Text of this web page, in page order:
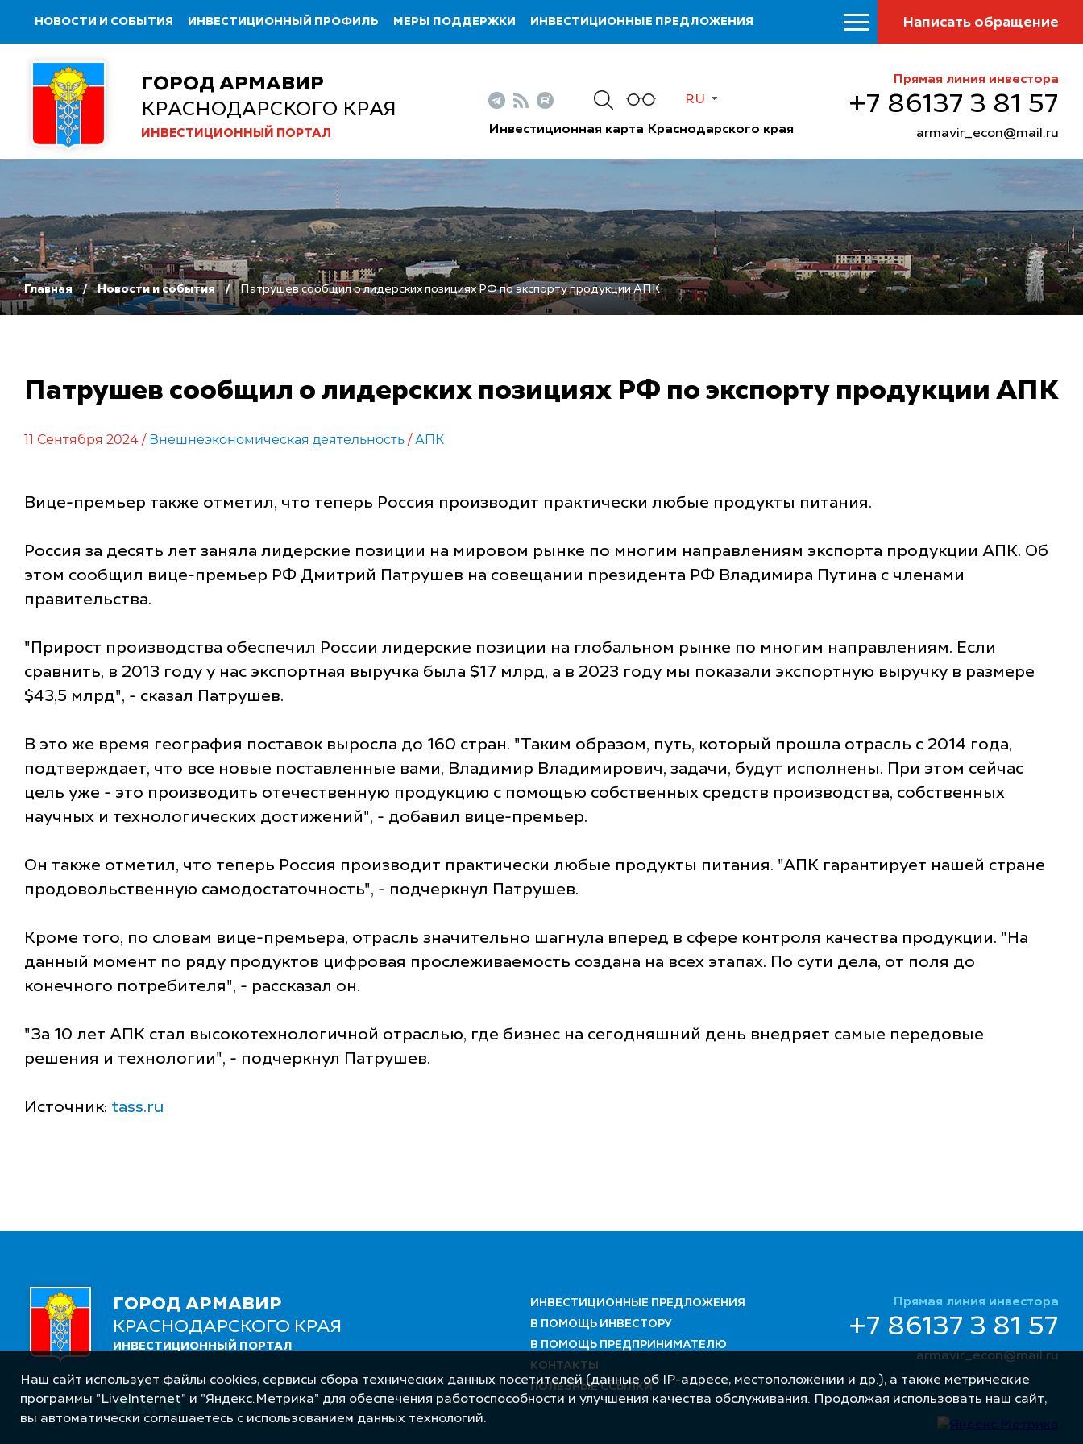
НОВОСТИ И СОБЫТИЯ ИНВЕСТИЦИОННЫЙ ПРОФИЛЬ МЕРЫ ПОДДЕРЖКИ ИНВЕСТИЦИОННЫЕ ПРЕДЛОЖЕНИЯ Написать обращение
ГОРОД АРМАВИР
КРАСНОДАРСКОГО КРАЯ
ИНВЕСТИЦИОННЫЙ ПОРТАЛ
RU
Инвестиционная карта Краснодарского края
Прямая линия инвестора
+7 86137 3 81 57
armavir_econ@mail.ru
Главная Новости и события Патрушев сообщил о лидерских позициях РФ по экспорту продукции АПК
Патрушев сообщил о лидерских позициях РФ по экспорту продукции АПК
11 Сентября 2024 / Внешнеэкономическая деятельность / АПК
Вице-премьер также отметил, что теперь Россия производит практически любые продукты питания.
Россия за десять лет заняла лидерские позиции на мировом рынке по многим направлениям экспорта продукции АПК. Об
этом сообщил вице-премьер РФ Дмитрий Патрушев на совещании президента РФ Владимира Путина с членами
правительства.
"Прирост производства обеспечил России лидерские позиции на глобальном рынке по многим направлениям. Если
сравнить, в 2013 году у нас экспортная выручка была $17 млрд, а в 2023 году мы показали экспортную выручку в размере
$43,5 млрд", - сказал Патрушев.
В это же время география поставок выросла до 160 стран. "Таким образом, путь, который прошла отрасль с 2014 года,
подтверждает, что все новые поставленные вами, Владимир Владимирович, задачи, будут исполнены. При этом сейчас
цель уже - это производить отечественную продукцию с помощью собственных средств производства, собственных
научных и технологических достижений", - добавил вице-премьер.
Он также отметил, что теперь Россия производит практически любые продукты питания. "АПК гарантирует нашей стране
продовольственную самодостаточность", - подчеркнул Патрушев.
Кроме того, по словам вице-премьера, отрасль значительно шагнула вперед в сфере контроля качества продукции. "На
данный момент по ряду продуктов цифровая прослеживаемость создана на всех этапах. По сути дела, от поля до
конечного потребителя", - рассказал он.
"За 10 лет АПК стал высокотехнологичной отраслью, где бизнес на сегодняшний день внедряет самые передовые
решения и технологии", - подчеркнул Патрушев.
Источник: tass.ru
ГОРОД АРМАВИР
КРАСНОДАРСКОГО КРАЯ
ИНВЕСТИЦИОННЫЙ ПОРТАЛ
Следуйте за нами
ИНВЕСТИЦИОННЫЕ ПРЕДЛОЖЕНИЯ
В ПОМОЩЬ ИНВЕСТОРУ
В ПОМОЩЬ ПРЕДПРИНИМАТЕЛЮ
КОНТАКТЫ
ПОЛЕЗНЫЕ ССЫЛКИ
Прямая линия инвестора
+7 86137 3 81 57
armavir_econ@mail.ru
Наш сайт использует файлы cookies, сервисы сбора технических данных посетителей (данные об IP-адресе, местоположении и др.), а также метрические
программы "LiveInternet" и "Яндекс.Метрика" для обеспечения работоспособности и улучшения качества обслуживания. Продолжая использовать наш сайт,
вы автоматически соглашаетесь с использованием данных технологий.